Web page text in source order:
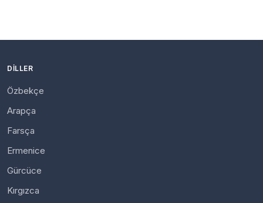
DILLER
Özbekçe
Arapça
Farsça
Ermenice
Gürcüce
Kırgızca